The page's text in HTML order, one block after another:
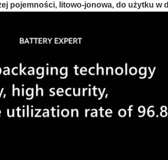
pojemności, litowo-jonowa, do użytku w